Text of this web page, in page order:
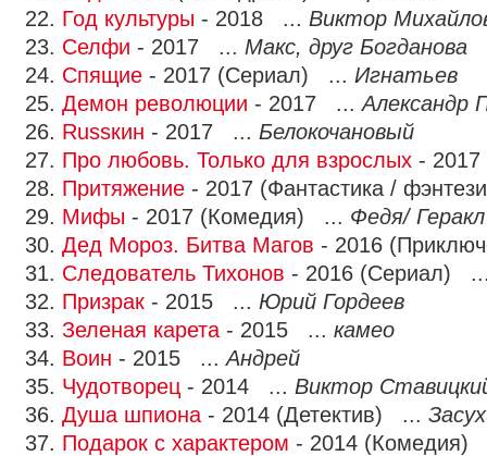
22. Год культуры - 2018 ... Виктор
23. Селфи - 2017 ... Макс, друг Богданова
24. Спящие - 2017 (Сериал) ... Игнатьев
25. Демон революции - 2017 ...Александр
26. Russкин - 2017 ... Белокочановый
27. Про любовь. Только для взрослых -
28. Притяжение - 2017 (Фантастика /
29. Мифы - 2017 (Комедия) ... Федя/ Геракл
30. Дед Мороз. Битва Магов - 2016
31. Следователь Тихонов - 2016 (Сериал)
32. Призрак - 2015 ... Юрий Гордеев
33. Зеленая карета - 2015 ... камео
34. Воин - 2015 ...Андрей
35. Чудотворец - 2014 ... Виктор
36. Душа шпиона - 2014 (Детектив) ...
37. Подарок с характером - 2014